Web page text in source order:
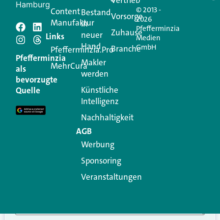
Schreiben Sie einen
Kommentar
Ihre E-Mail-Adresse wird nicht veröffentlicht.
Erforderliche Felder sind mit
Kommentar
Hamburg
Pfefferminzia
als
bevorzugte
Quelle
Content
Manufaktur
Links
Pfefferminzia.Pro
MehrCura
Bestand
in
neuer
Hand
Makler
werden
Künstliche
Intelligenz
Nachhaltigkeit
AGB
Werbung
Sponsoring
Veranstaltungen
Vorsorge
Zuhause
Branche
© 2013 -
2026
Pfefferminzia
Medien
GmbH